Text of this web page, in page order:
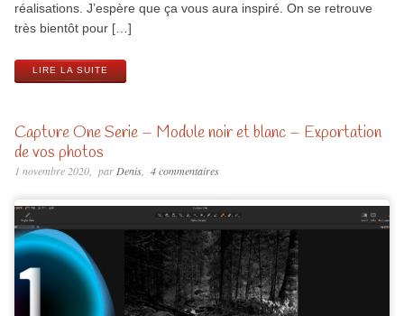
réalisations. J’espère que ça vous aura inspiré. On se retrouve
très bientôt pour […]
LIRE LA SUITE
Capture One Serie – Module noir et blanc – Exportation
de vos photos
1 novembre 2020 par Denis 4 commentaires